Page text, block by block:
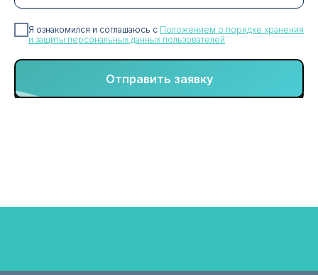
Я ознакомился и соглашаюсь с Положением о порядке хранения
и защиты персональных данных пользователей
Отправить заявку